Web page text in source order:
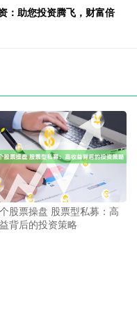
：助您投资腾飞，财富倍
股票操盘 股票型私募：高
背后的投资策略